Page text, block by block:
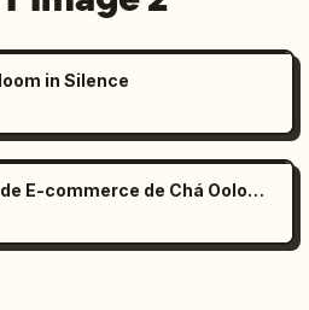
in Silence
Página de Detalhes de E-commerce de Chá Oolong Estilo Zen